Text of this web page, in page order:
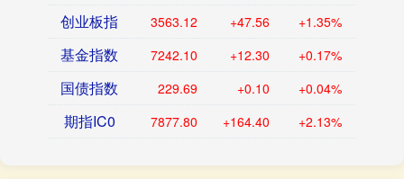
创业板指 3563.12 +47.56 +1.35%
基金指数 7242.10 +12.30 +0.17%
国债指数 229.69 +0.10 +0.04%
期指IC0 7877.80 +164.40 +2.13%